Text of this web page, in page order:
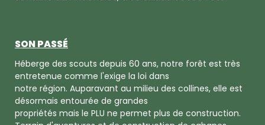
SON PASSÉ
Héberge des scouts depuis 60 ans, notre forêt est très
entretenue comme l'exige la loi dans
notre région. Auparavant au milieu des collines, elle est
désormais entourée de grandes
propriétés mais le PLU ne permet plus de construction.